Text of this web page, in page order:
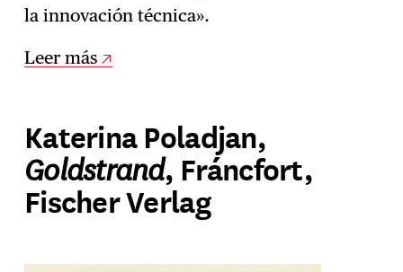
la innovación técnica».
Leer más
Katerina Poladjan,
Goldstrand, Fráncfort,
Fischer Verlag